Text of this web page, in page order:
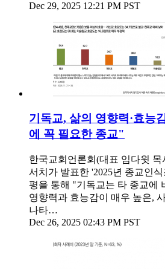
Dec 29, 2025 12:21 PM PST
기독교, 삶의 영향력·효능
에 꼭 필요한 종교"
한국교회언론회(대표 임다윗 목
서치가 발표한 '2025년 종교인
평을 통해 "기독교는 타 종교에
영향력과 효능감이 매우 높은,
나타…
Dec 26, 2025 02:43 PM PST